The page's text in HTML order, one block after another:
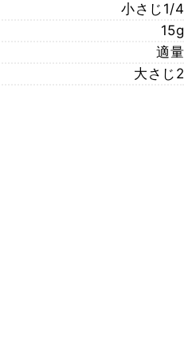
小さじ1/4
15g
適量
大さじ2